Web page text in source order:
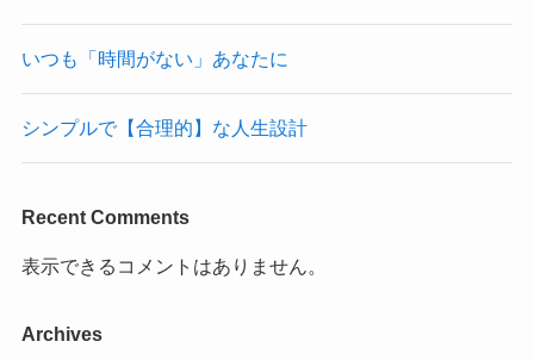
いつも「時間がない」あなたに
シンプルで【合理的】な人生設計
Recent Comments
表示できるコメントはありません。
Archives